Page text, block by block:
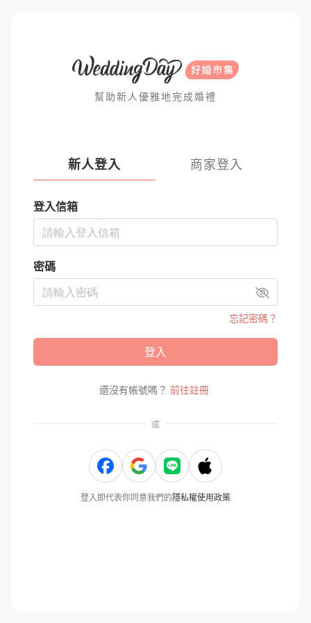
幫助新人優雅地完成婚禮
新人登入 商家登入
登入信箱
密碼
忘記密碼？
登入
還沒有帳號嗎？ 前往註冊
或
登入即代表你同意我們的隱私權使用政策